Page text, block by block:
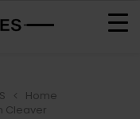
Home
Cleaver